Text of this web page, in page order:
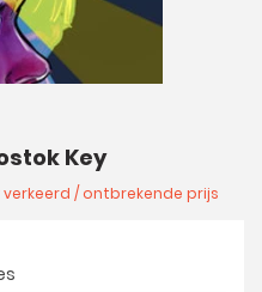
Key
/ ontbrekende prijs